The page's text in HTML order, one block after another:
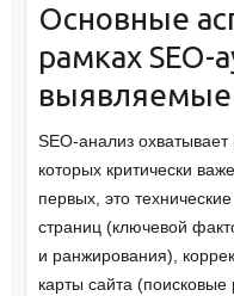
Основные
рамках SEO-
SEO-анализ
которых критически
первых, это
страниц (ключевой
и ранжирования),
карты сайта